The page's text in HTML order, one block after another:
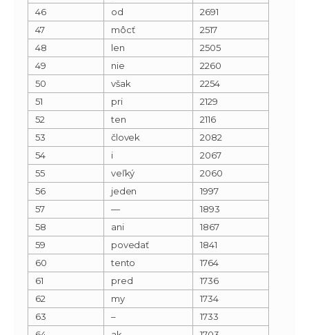
46
od
2691
47
môcť
2517
48
len
2505
49
nie
2260
50
však
2254
51
pri
2129
52
ten
2116
53
človek
2082
54
i
2067
55
veľký
2060
56
jeden
1997
57
—
1893
58
ani
1867
59
povedať
1841
60
tento
1764
61
pred
1736
62
my
1734
63
–
1733